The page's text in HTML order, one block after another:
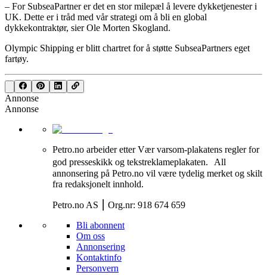
– For SubseaPartner er det en stor milepæl å levere dykketjenester i
UK. Dette er i tråd med vår strategi om å bli en global
dykkekontraktør, sier Ole Morten Skogland.
Olympic Shipping er blitt chartret for å støtte SubseaPartners eget
fartøy.
Annonse
Annonse
Petro.no arbeider etter Vær varsom-plakatens regler for
god presseskikk og tekstreklameplakaten. All
annonsering på Petro.no vil være tydelig merket og skilt
fra redaksjonelt innhold.
Petro.no AS ⎮ Org.nr: 918 674 659
Bli abonnent
Om oss
Annonsering
Kontaktinfo
Personvern